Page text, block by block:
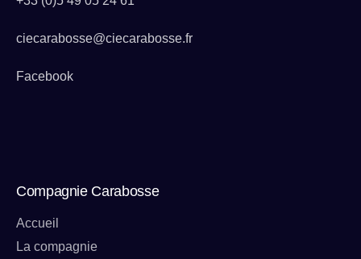
ciecarabosse@ciecarabosse.fr
Facebook
Compagnie Carabosse
Accueil
La compagnie